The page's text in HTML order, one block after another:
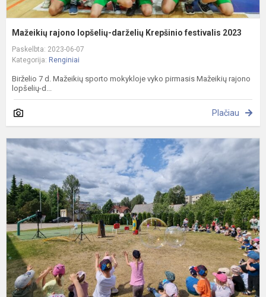
Mažeikių rajono lopšelių-darželių Krepšinio festivalis 2023
Paskelbta: 2023-06-07
Kategorija: Renginiai
Birželio 7 d. Mažeikių sporto mokykloje vyko pirmasis Mažeikių rajono
lopšelių-d...
Plačiau